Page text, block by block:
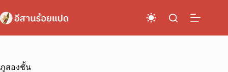
to
content
ภูสองชั้น